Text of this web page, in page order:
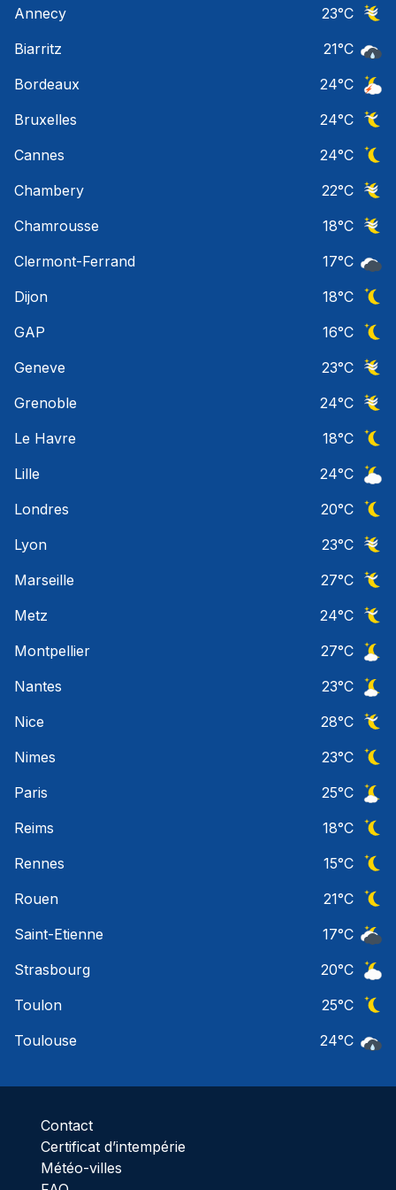
Annecy
23°C
Biarritz
21°C
Bordeaux
24°C
Bruxelles
24°C
Cannes
24°C
Chambery
22°C
Chamrousse
18°C
Clermont-Ferrand
17°C
Dijon
18°C
GAP
16°C
Geneve
23°C
Grenoble
24°C
Le Havre
18°C
Lille
24°C
Londres
20°C
Lyon
23°C
Marseille
27°C
Metz
24°C
Montpellier
27°C
Nantes
23°C
Nice
28°C
Nimes
23°C
Paris
25°C
Reims
18°C
Rennes
15°C
Rouen
21°C
Saint-Etienne
17°C
Strasbourg
20°C
Toulon
25°C
Toulouse
24°C
Contact
Certificat d’intempérie
Météo-villes